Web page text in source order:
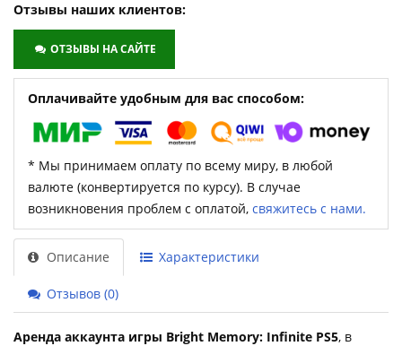
Отзывы наших клиентов:
ОТЗЫВЫ НА САЙТЕ
Оплачивайте удобным для вас способом:
* Мы принимаем оплату по всему миру, в любой
валюте (конвертируется по курсу). В случае
возникновения проблем с оплатой, свяжитесь с нами.
Описание Характеристики
Отзывов (0)
Аренда аккаунта игры Bright Memory: Infinite PS5, в